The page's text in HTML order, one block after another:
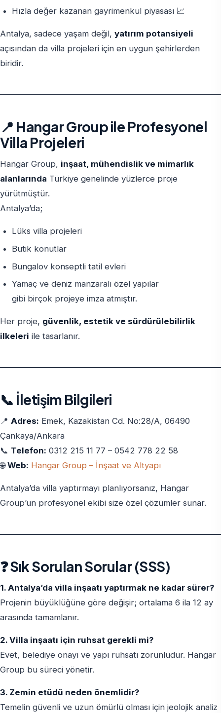
Hızla değer kazanan gayrimenkul piyasası 📈
Antalya, sadece yaşam değil, yatırım potansiyeli
açısından da villa projeleri için en uygun şehirlerden
biridir.
📍 Hangar Group ile Profesyonel
Villa Projeleri
Hangar Group, inşaat, mühendislik ve mimarlık
alanlarında Türkiye genelinde yüzlerce proje
yürütmüştür.
Antalya’da;
Lüks villa projeleri
Butik konutlar
Bungalov konseptli tatil evleri
Yamaç ve deniz manzaralı özel yapılar
gibi birçok projeye imza atmıştır.
Her proje, güvenlik, estetik ve sürdürülebilirlik
ilkeleri ile tasarlanır.
📞 İletişim Bilgileri
📍 Adres: Emek, Kazakistan Cd. No:28/A, 06490
Çankaya/Ankara
📞 Telefon: 0312 215 11 77 – 0542 778 22 58
🌐Web: Hangar Group – İnşaat ve Altyapı
Antalya’da villa yaptırmayı planlıyorsanız, Hangar
Group’un profesyonel ekibi size özel çözümler sunar.
❓ Sık Sorulan Sorular (SSS)
1. Antalya’da villa inşaatı yaptırmak ne kadar sürer?
Projenin büyüklüğüne göre değişir; ortalama 6 ila 12 ay
arasında tamamlanır.
2. Villa inşaatı için ruhsat gerekli mi?
Evet, belediye onayı ve yapı ruhsatı zorunludur. Hangar
Group bu süreci yönetir.
3. Zemin etüdü neden önemlidir?
Temelin güvenli ve uzun ömürlü olması için jeolojik analiz